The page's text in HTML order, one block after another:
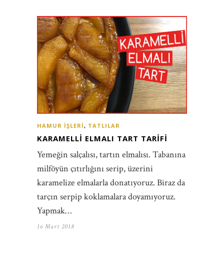
HAMUR İŞLERI, TATLILAR
KARAMELLI ELMALI TART TARIFI
Yemeğin salçalısı, tartın elmalısı. Tabanına
milföyün çıtırlığını serip, üzerini
karamelize elmalarla donatıyoruz. Biraz da
tarçın serpip koklamalara doyamıyoruz.
Yapmak…
16 Mart 2018